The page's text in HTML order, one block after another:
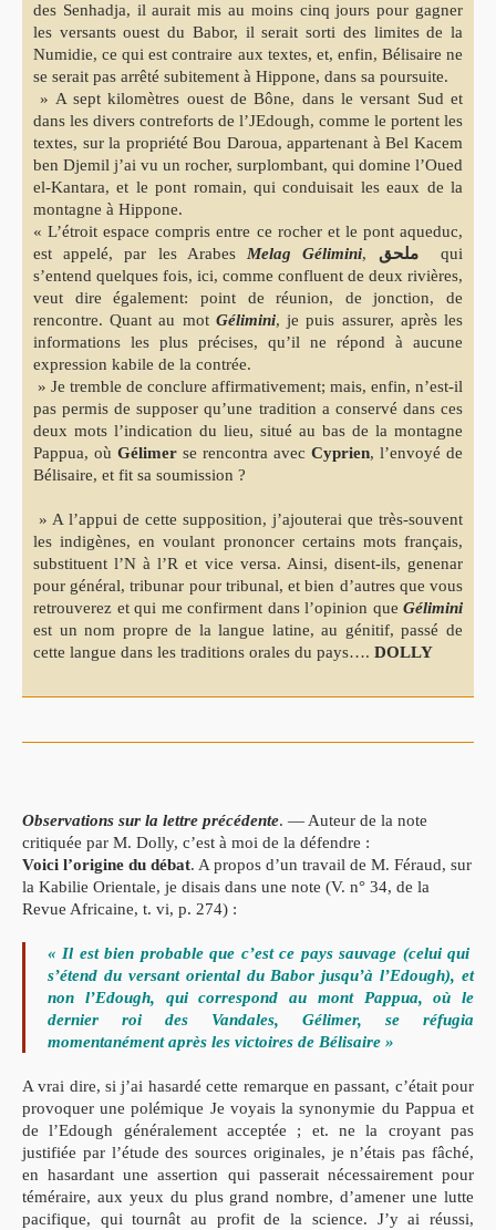
des Senhadja, il aurait mis au moins cinq jours pour gagner
les versants ouest du Babor, il serait sorti des limites de la
Numidie, ce qui est contraire aux textes, et, enfin, Bélisaire ne
se serait pas arrêté subitement à Hippone, dans sa poursuite.
» A sept kilomètres ouest de Bône, dans le versant Sud et
dans les divers contreforts de l’JEdough, comme le portent les
textes, sur la propriété Bou Daroua, appartenant à Bel Kacem
ben Djemil j’ai vu un rocher, surplombant, qui domine l’Oued
el-Kantara, et le pont romain, qui conduisait les eaux de la
montagne à Hippone.
« L’étroit espace compris entre ce rocher et le pont aqueduc,
est appelé, par les ArabesMelag Gélimini, ملحقqui
s’entend quelques fois, ici, comme confluent de deux rivières,
veut dire également: point de réunion, de jonction, de
rencontre. Quant au mot Gélimini, je puis assurer, après les
informations les plus précises, qu’il ne répond à aucune
expression kabile de la contrée.
» Je tremble de conclure affirmativement; mais, enfin, n’est-il
pas permis de supposer qu’une tradition a conservé dans ces
deux mots l’indication du lieu, situé au bas de la montagne
Pappua, où Gélimer se rencontra avec Cyprien, l’envoyé de
Bélisaire, et fit sa soumission ?
» A l’appui de cette supposition, j’ajouterai que très-souvent
les indigènes, en voulant prononcer certains mots français,
substituent l’N à l’R et vice versa. Ainsi, disent-ils, genenar
pour général, tribunar pour tribunal, et bien d’autres que vous
retrouverez et qui me confirment dans l’opinion que Gélimini
est un nom propre de la langue latine, au génitif, passé de
cette langue dans les traditions orales du pays…. DOLLY
Observations sur la lettre précédente. — Auteur de la note
critiquée par M. Dolly, c’est à moi de la défendre :
Voici l’origine du débat. A propos d’un travail de M. Féraud, sur
la Kabilie Orientale, je disais dans une note (V. n° 34, de la
Revue Africaine, t. vi, p. 274) :
« Il est bien probable que c’est ce pays sauvage (celui qui
s’étend du versant oriental du Babor jusqu’à l’Edough), et
non l’Edough, qui correspond au mont Pappua, où le
dernier roi des Vandales, Gélimer, se réfugia
momentanément après les victoires de Bélisaire »
A vrai dire, si j’ai hasardé cette remarque en passant, c’était pour
provoquer une polémique Je voyais la synonymie du Pappua et
de l’Edough généralement acceptée ; et. ne la croyant pas
justifiée par l’étude des sources originales, je n’étais pas fâché,
en hasardant une assertion qui passerait nécessairement pour
téméraire, aux yeux du plus grand nombre, d’amener une lutte
pacifique, qui tournât au profit de la science. J’y ai réussi,